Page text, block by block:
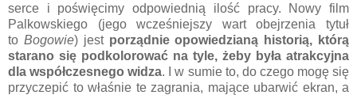
serce i poświęcimy odpowiednią ilość pracy. Nowy film
Palkowskiego (jego wcześniejszy wart obejrzenia tytuł
to Bogowie) jest porządnie opowiedzianą historią, którą
starano się podkolorować na tyle, żeby była atrakcyjna
dla współczesnego widza. I w sumie to, do czego mogę się
przyczepić to właśnie te zagrania, mające ubarwić ekran, a